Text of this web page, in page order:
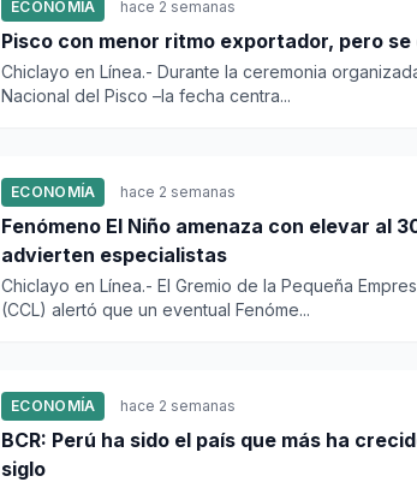
ECONOMÍA hace 2 semanas
Pisco con menor ritmo exportador, pero
Chiclayo en Línea.- Durante la ceremonia
Nacional del Pisco –la fecha centra...
ECONOMÍA hace 2 semanas
Fenómeno El Niño amenaza con elevar al
advierten especialistas
Chiclayo en Línea.- El Gremio de la Pequeña
(CCL) alertó que un eventual Fenóme...
ECONOMÍA hace 2 semanas
BCR: Perú ha sido el país que más ha
siglo